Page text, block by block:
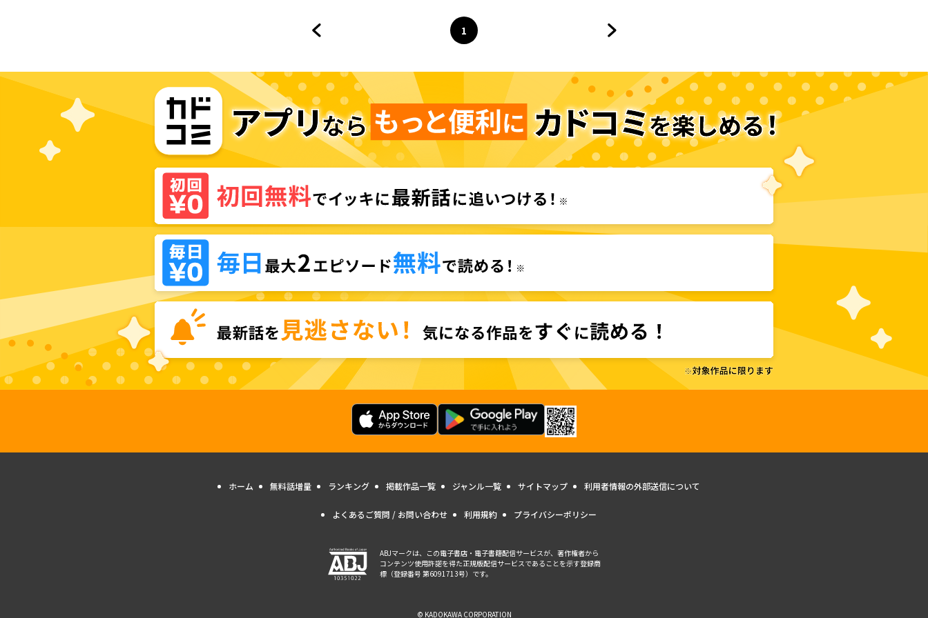
ページ
1
へ
ホーム 無料話増量 ランキング 掲載作品一覧 ジャンル一覧 サイトマップ 利用者情報の外部送信について
よくあるご質問 / お問い合わせ 利用規約 プライバシーポリシー
ABJマークは、この電子書店・電子書籍配信サービスが、著作権者から
コンテンツ使用許諾を得た正規版配信サービスであることを示す登録商
標（登録番号 第6091713号）です。
© KADOKAWA CORPORATION